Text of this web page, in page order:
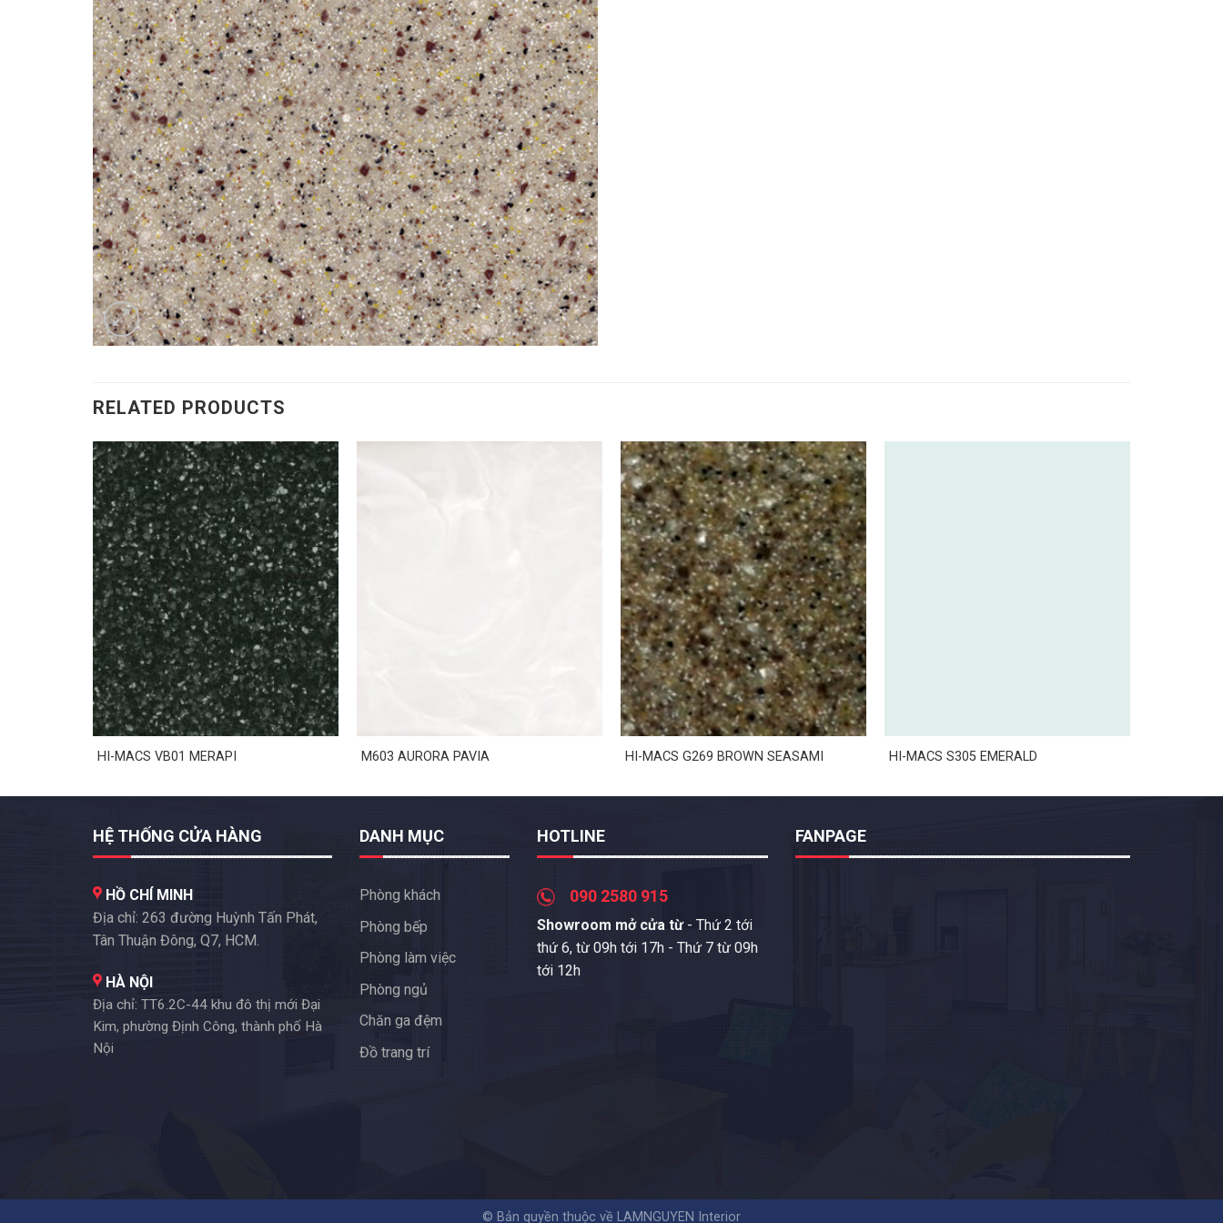
RELATED PRODUCTS
HI-MACS VB01 MERAPI M603 AURORA PAVIA HI-MACS G269 BROWN SEASAMI HI-MACS S305 EMERALD
HỆ THỐNG CỬA HÀNG
HỒ CHÍ MINH
Địa chỉ: 263 đường Huỳnh Tấn Phát,
Tân Thuận Đông, Q7, HCM.
HÀ NỘI
Địa chỉ: TT6.2C-44 khu đô thị mới Đại
Kim, phường Định Công, thành phố Hà
Nội
DANH MỤC
Phòng khách
Phòng bếp
Phòng làm việc
Phòng ngủ
Chăn ga đệm
Đồ trang trí
HOTLINE
090 2580 915
Showroom mở cửa từ - Thứ 2 tới
thứ 6, từ 09h tới 17h - Thứ 7 từ 09h
tới 12h
FANPAGE
© Bản quyền thuộc về LAMNGUYEN Interior